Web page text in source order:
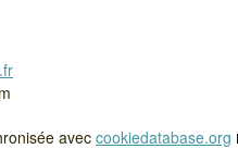
avec cookiedatabase.org